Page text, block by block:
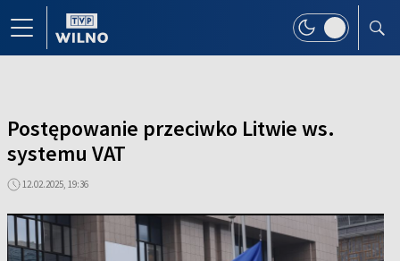
Postępowanie przeciwko Litwie ws.
systemu VAT
12.02.2025, 19:36